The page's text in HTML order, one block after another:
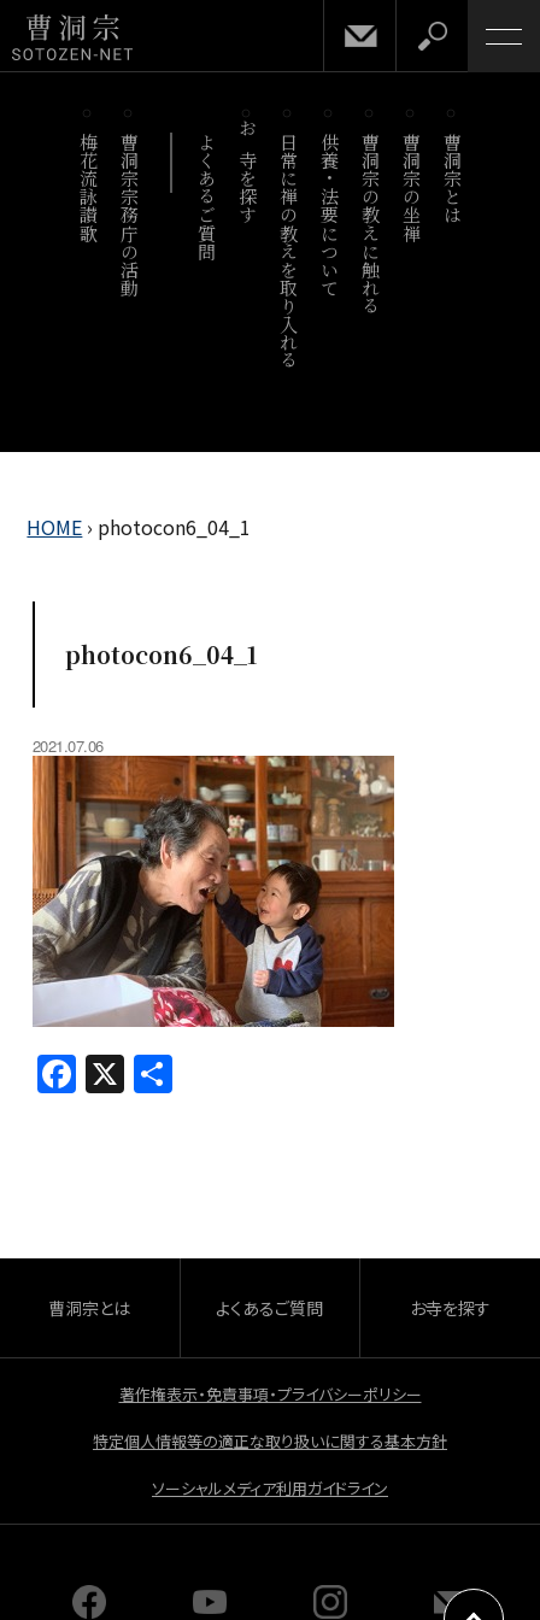
梅花流詠讃歌 曹洞宗宗務庁の活動 よくあるご質問 お寺を探す 日常に禅の教えを取り入れる供養・法要について曹洞宗の教えに触れる 曹洞宗の坐禅 曹洞宗とは
HOME › photocon6_04_1
photocon6_04_1
2021.07.06
F
a
o
o
k
X 共
曹洞宗とは よくあるご質問 お寺を探す
著作権表示・免責事項・プライバシーポリシー
特定個人情報等の適正な取り扱いに関する基本方針
ソーシャルメディア利用ガイドライン